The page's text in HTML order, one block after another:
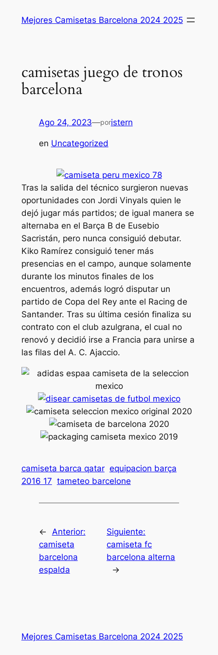
Mejores Camisetas Barcelona 2024 2025
camisetas juego de tronos
barcelona
Ago 24, 2023—poristern
en Uncategorized
Tras la salida del técnico surgieron nuevas
oportunidades con Jordi Vinyals quien le
dejó jugar más partidos; de igual manera se
alternaba en el Barça B de Eusebio
Sacristán, pero nunca consiguió debutar.
Kiko Ramírez consiguió tener más
presencias en el campo, aunque solamente
durante los minutos finales de los
encuentros, además logró disputar un
partido de Copa del Rey ante el Racing de
Santander. Tras su última cesión finaliza su
contrato con el club azulgrana, el cual no
renovó y decidió irse a Francia para unirse a
las filas del A. C. Ajaccio.
camiseta barca qatar equipacion barça
2016 17 tameteo barcelone
←
Anterior:
camiseta
barcelona
espalda
Siguiente:
camiseta fc
barcelona alterna
→
Mejores Camisetas Barcelona 2024 2025